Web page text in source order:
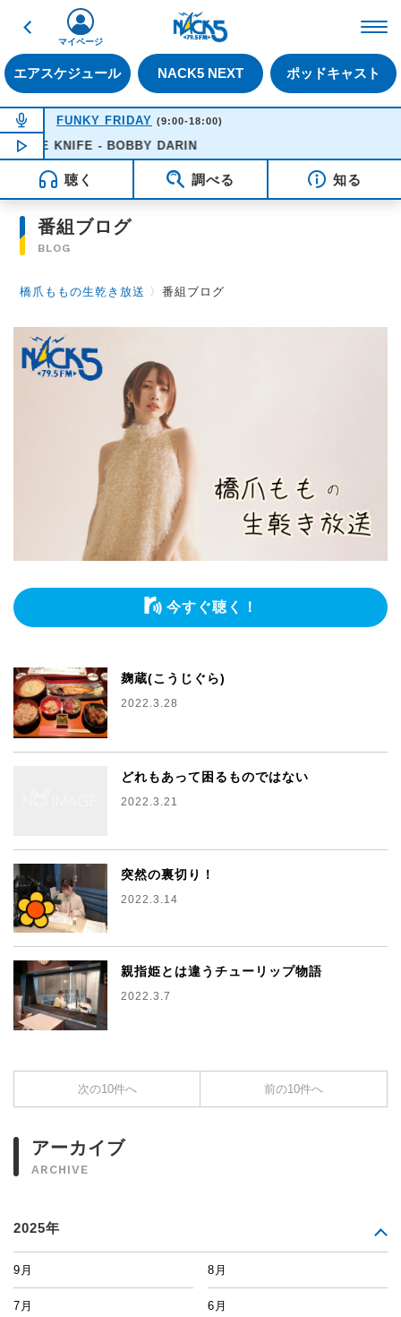
戻る
エアスケジュール NACK5 NEXT ポッドキャスト
マイページ
NOW ON AIR
FUNKY FRIDAY (9:00-18:00)
NOW PLAYING16:51
THE KNIFE - BOBBY DARIN
聴く 調べる 知る
番組ブログ
BLOG
橋爪ももの生乾き放送 〉番組ブログ
今すぐ聴く！
麹蔵(こうじぐら)
2022.3.28
どれもあって困るものではない
2022.3.21
突然の裏切り！
2022.3.14
親指姫とは違うチューリップ物語
2022.3.7
次の10件へ 前の10件へ
アーカイブ
ARCHIVE
2025年
9月 8月
7月 6月